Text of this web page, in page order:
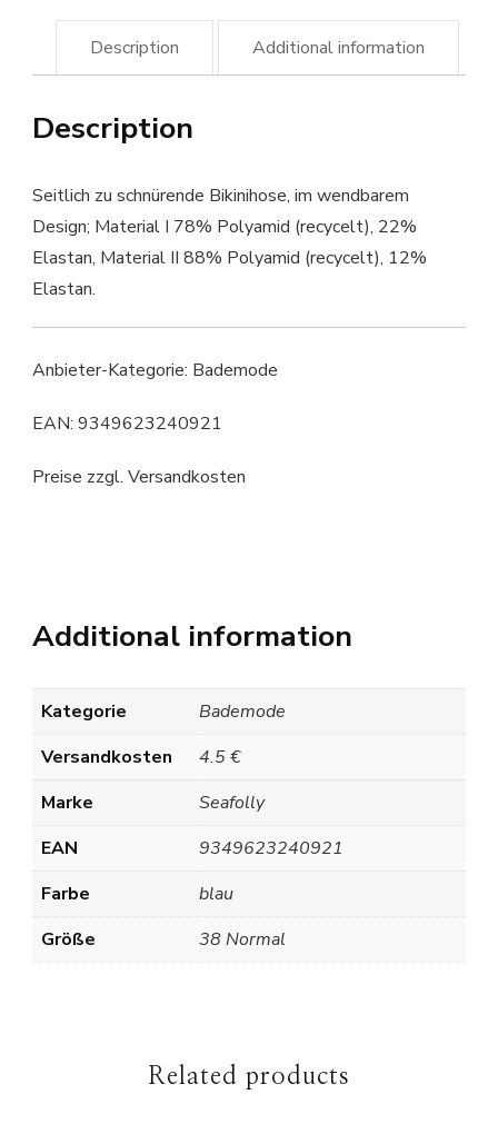
Description Additional information
Description
Seitlich zu schnürende Bikinihose, im wendbarem
Design; Material I 78% Polyamid (recycelt), 22%
Elastan, Material II 88% Polyamid (recycelt), 12%
Elastan.
Anbieter-Kategorie: Bademode
EAN: 9349623240921
Preise zzgl. Versandkosten
Additional information
Kategorie
Bademode
Versandkosten
4.5 €
Marke
Seafolly
EAN
9349623240921
Farbe
blau
Größe
38 Normal
Related products